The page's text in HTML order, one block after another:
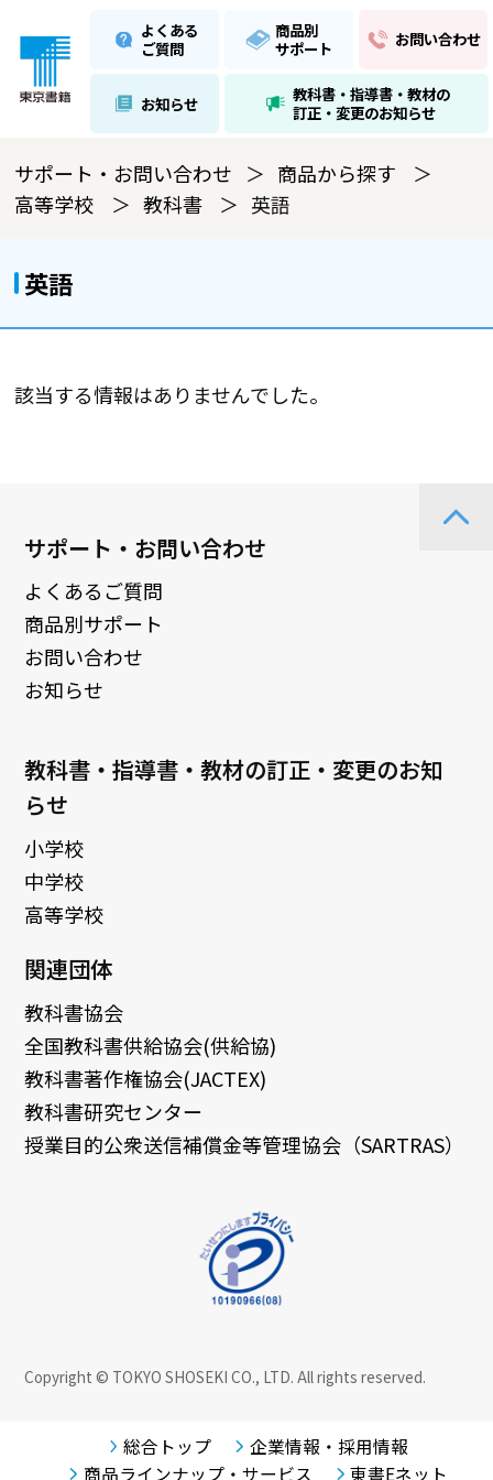
よくある
ご質問
商品別
サポート
お問い合わせ
お知らせ
教科書・指導書・教材の
訂正・変更のお知らせ
サポート・お問い合わせ
商品から探す
高等学校
教科書 英語
英語
該当する情報はありませんでした。
サポート・お問い合わせ
よくあるご質問
商品別サポート
お問い合わせ
お知らせ
教科書・指導書・教材の訂正・変更のお知
らせ
小学校
中学校
高等学校
関連団体
教科書協会
全国教科書供給協会(供給協)
教科書著作権協会(JACTEX)
教科書研究センター
授業目的公衆送信補償金等管理協会（SARTRAS）
Copyright © TOKYO SHOSEKI CO., LTD. All rights reserved.
総合トップ
企業情報・採用情報
商品ラインナップ・サービス
東書Eネット